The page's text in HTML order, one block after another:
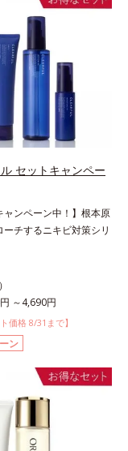
セットキャンペー
ャンペーン中！】根本原
ーチするニキビ対策シリ
～4,690円
価格 8/31まで】
ン